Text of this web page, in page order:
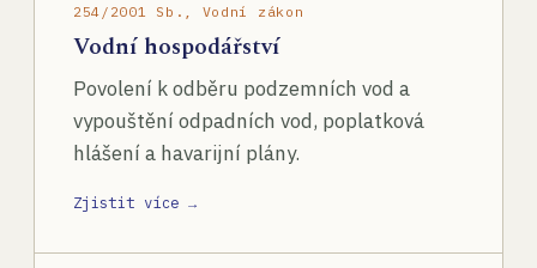
254/2001 Sb., Vodní zákon
Vodní hospodářství
Povolení k odběru podzemních vod a
vypouštění odpadních vod, poplatková
hlášení a havarijní plány.
Zjistit více →